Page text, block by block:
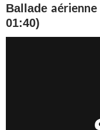
Ballade aérienne
01:40)